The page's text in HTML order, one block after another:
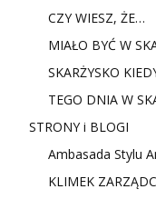
CZY WIESZ, ŻE…
MIAŁO BYĆ W
SKARŻYSKO
TEGO DNIA W
STRONY i BLOGI
Ambasada Stylu
KLIMEK